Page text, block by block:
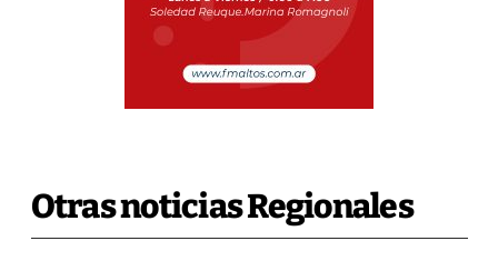
Otras noticias Regionales